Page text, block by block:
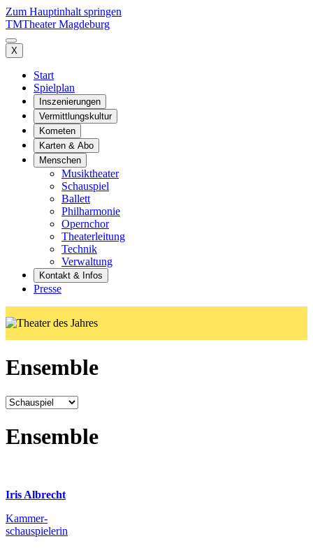
Zum Hauptinhalt springen
TMTheater Magdeburg
X
Start
Spielplan
Inszenierungen
Vermittlungskultur
Kometen
Karten & Abo
Menschen
Musiktheater
Schauspiel
Ballett
Philharmonie
Opernchor
Theaterleitung
Technik
Verwaltung
Kontakt & Infos
Presse
Ensemble
Ensemble
Iris Albrecht
Kammer-
schauspielerin